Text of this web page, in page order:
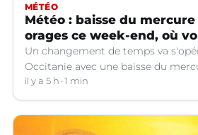
MÉTÉO
Météo : baisse du
orages ce week-end, où
Un changement de temps va
Occitanie avec une baisse du
d'orages dans certains
il y a 5 h 1 min